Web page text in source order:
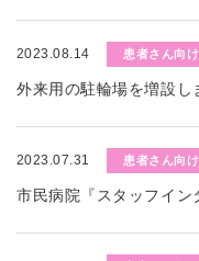
2023.08.14 患者さん向け
外来用の駐輪場を増設し
2023.07.31 患者さん向け
市民病院『スタッフイン